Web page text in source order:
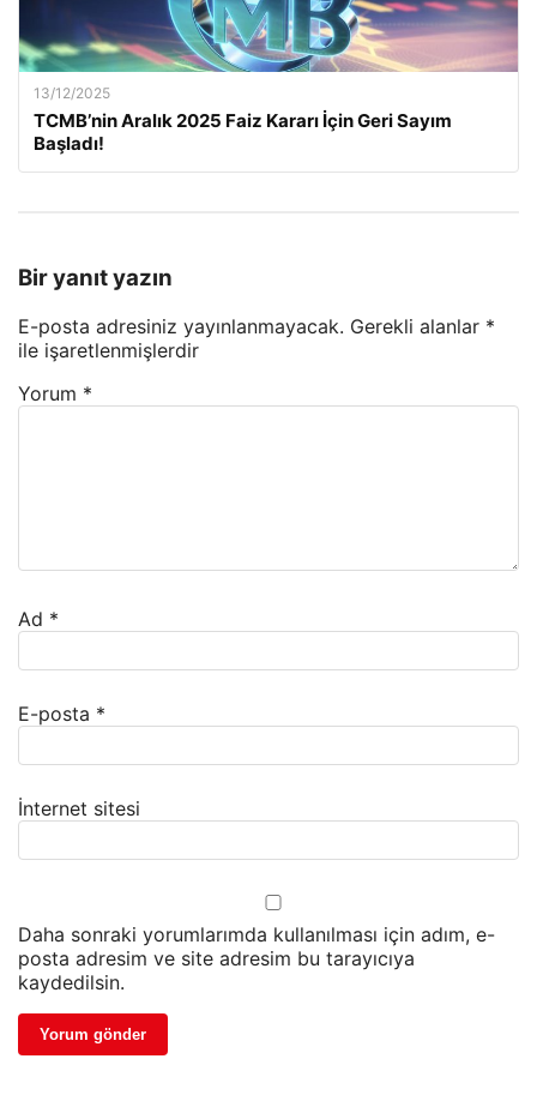
13/12/2025
TCMB’nin Aralık 2025 Faiz Kararı İçin Geri Sayım
Başladı!
Bir yanıt yazın
E-posta adresiniz yayınlanmayacak. Gerekli alanlar *
ile işaretlenmişlerdir
Yorum *
Ad *
E-posta *
İnternet sitesi
Daha sonraki yorumlarımda kullanılması için adım, e-
posta adresim ve site adresim bu tarayıcıya
kaydedilsin.